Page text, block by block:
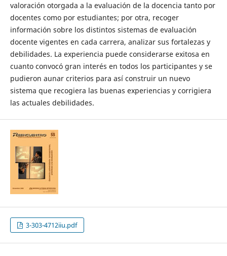
valoración otorgada a la evaluación de la docencia tanto por
docentes como por estudiantes; por otra, recoger
información sobre los distintos sistemas de evaluación
docente vigentes en cada carrera, analizar sus fortalezas y
debilidades. La experiencia puede considerarse exitosa en
cuanto convocó gran interés en todos los participantes y se
pudieron aunar criterios para así construir un nuevo
sistema que recogiera las buenas experiencias y corrigiera
las actuales debilidades.
3-303-4712iiu.pdf